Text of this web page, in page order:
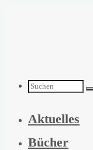
Suchen
nach:
Aktuelles
Bücher